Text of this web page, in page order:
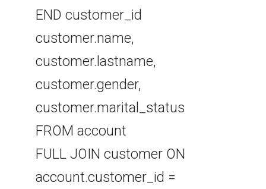
END customer_id
customer.name,
customer.lastname,
customer.gender,
customer.marital_status
FROM account
FULL JOIN customer ON
account.customer_id =